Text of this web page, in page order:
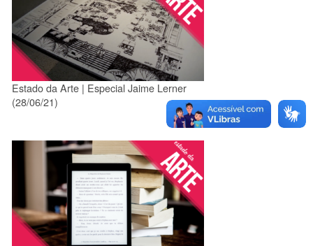
Estado da Arte | Especial Jaime Lerner
(28/06/21)